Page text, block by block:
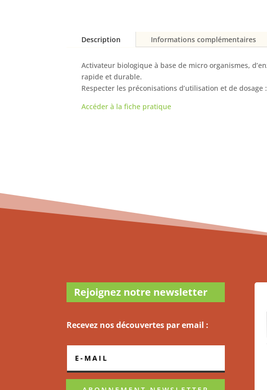
Description Informations complémentaires
Activateur biologique à base de micro organismes,
rapide et durable.
Respecter les préconisations d’utilisation et de
Accéder à la fiche pratique
Rejoignez notre newsletter
Recevez nos découvertes par email :